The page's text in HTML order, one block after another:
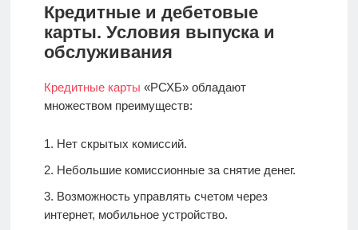
Кредитные и дебетовые
карты. Условия выпуска и
обслуживания
Кредитные карты «РСХБ» обладают
множеством преимуществ:
Нет скрытых комиссий.
Небольшие комиссионные за снятие денег.
Возможность управлять счетом через
интернет, мобильное устройство.